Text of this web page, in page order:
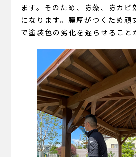
ます。そのため、防藻、防カビ
になります。膜厚がつくため頑
で塗装色の劣化を遅らせること